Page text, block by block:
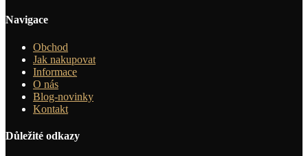
Navigace
Obchod
Jak nakupovat
Informace
O nás
Blog-novinky
Kontakt
Důležité odkazy